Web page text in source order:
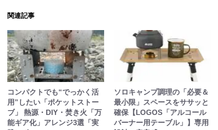
関連記事
コンパクトでも“でっかく活
用”したい「ポケットストー
ブ」 熱源・DIY・焚き火「万
能ギア化」アレンジ3選「実
ソロキャンプ調理の「必要＆
最小限」スペースをササッと
確保【LOGOS「アルコール
バーナー用テーブル」】専用